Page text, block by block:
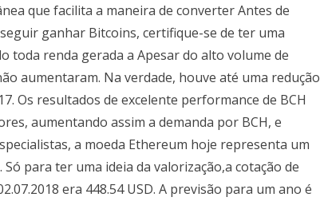
que facilita a maneira de converter Antes de
ganhar Bitcoins, certifique-se de ter uma
toda renda gerada a Apesar do alto volume de
aumentaram. Na verdade, houve até uma redução
Os resultados de excelente performance de BCH
aumentando assim a demanda por BCH, e
a moeda Ethereum hoje representa um
para ter uma ideia da valorização,a cotação de
era 448.54 USD. A previsão para um ano é